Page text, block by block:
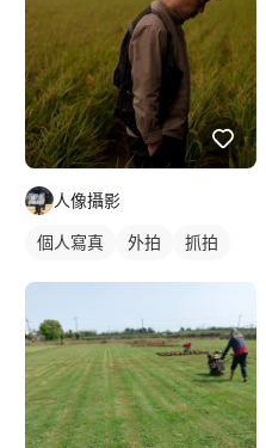
人像攝影
個人寫真 外拍 抓拍